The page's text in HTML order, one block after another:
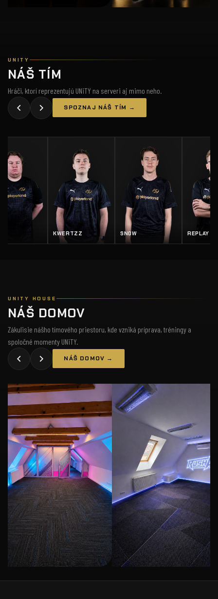
UNITY
NÁŠ TÍM
Hráči, ktorí reprezentujú UNiTY na serveri aj mimo neho.
SPOZNAJ NÁŠ TÍM →
KWERTZZ SN0W REPLAY
UNITY HOUSE
NÁŠ DOMOV
Zákulisie nášho tímového priestoru, kde vzniká príprava, tréningy a
spoločné momenty UNiTY.
NÁŠ DOMOV →